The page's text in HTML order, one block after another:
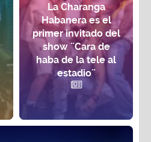
La Charanga
Habanera es el
primer invitado del
show ¨Cara de
haba de la tele al
estadio¨